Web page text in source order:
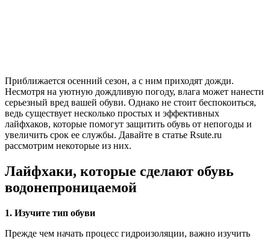
Приближается осенний сезон, а с ним приходят дожди.
Несмотря на уютную дождливую погоду, влага может нанести
серьезный вред вашей обуви. Однако не стоит беспокоиться,
ведь существует несколько простых и эффективных
лайфхаков, которые помогут защитить обувь от непогоды и
увеличить срок ее службы. Давайте в статье Rsute.ru
рассмотрим некоторые из них.
Лайфхаки, которые сделают обувь
водонепроницаемой
1. Изучите тип обуви
Прежде чем начать процесс гидроизоляции, важно изучить